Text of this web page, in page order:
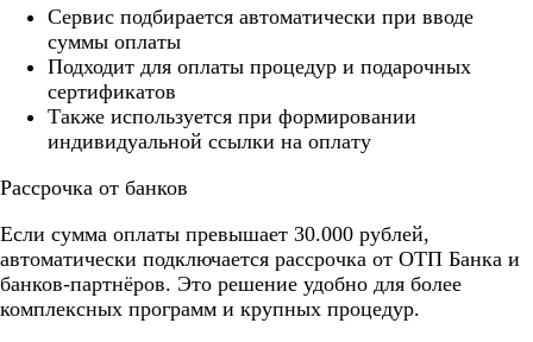
Cервис подбирается автоматически при вводе
суммы оплаты
Подходит для оплаты процедур и подарочных
сертификатов
Также используется при формировании
индивидуальной ссылки на оплату
Рассрочка от банков
Если сумма оплаты превышает 30.000 рублей,
автоматически подключается рассрочка от ОТП Банка и
банков-партнёров. Это решение удобно для более
комплексных программ и крупных процедур.